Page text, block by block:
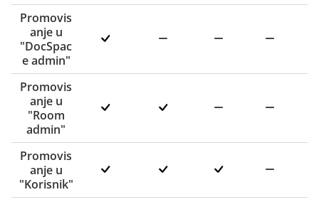
Promovis
anje u
"DocSpac
e admin"
Promovis
anje u
"Room
admin"
Promovis
anje u
"Korisnik"